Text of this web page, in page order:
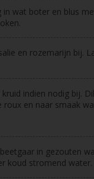
in wat boter en blus
en rozemarijn bij.
indien nodig bij.
roux en naar smaak
in gezouten
koud stromend water.